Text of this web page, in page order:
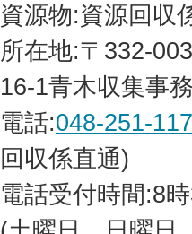
資源物:資源回収
所在地:〒332-
16-1青木収集事
電話:048-251-
回収係直通)
電話受付時間:8